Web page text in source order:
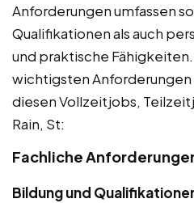
Anforderungen umfassen
Qualifikationen als auch
und praktische
wichtigsten
diesen Vollzeitjobs,
Rain, St:
Fachliche
Bildung und